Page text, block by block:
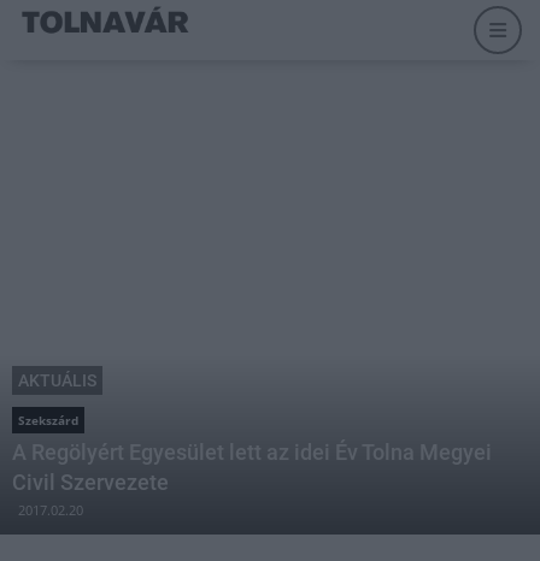
AKTUÁLIS
Szekszárd
A Regölyért Egyesület lett az idei Év Tolna Megyei
Civil Szervezete
2017.02.20